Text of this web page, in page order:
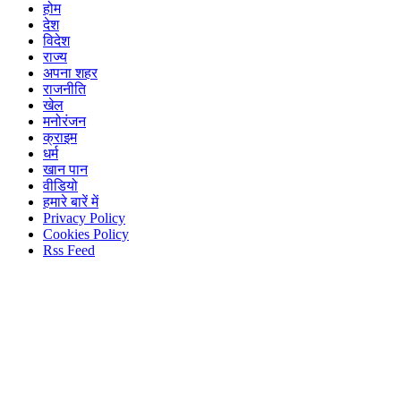
होम
देश
विदेश
राज्य
अपना शहर
राजनीति
खेल
मनोरंजन
क्राइम
धर्म
खान पान
वीडियो
हमारे बारें में
Privacy Policy
Cookies Policy
Rss Feed